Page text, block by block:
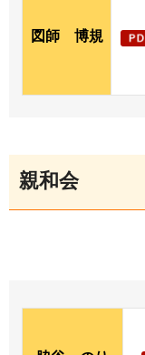
図師 博規
親和会